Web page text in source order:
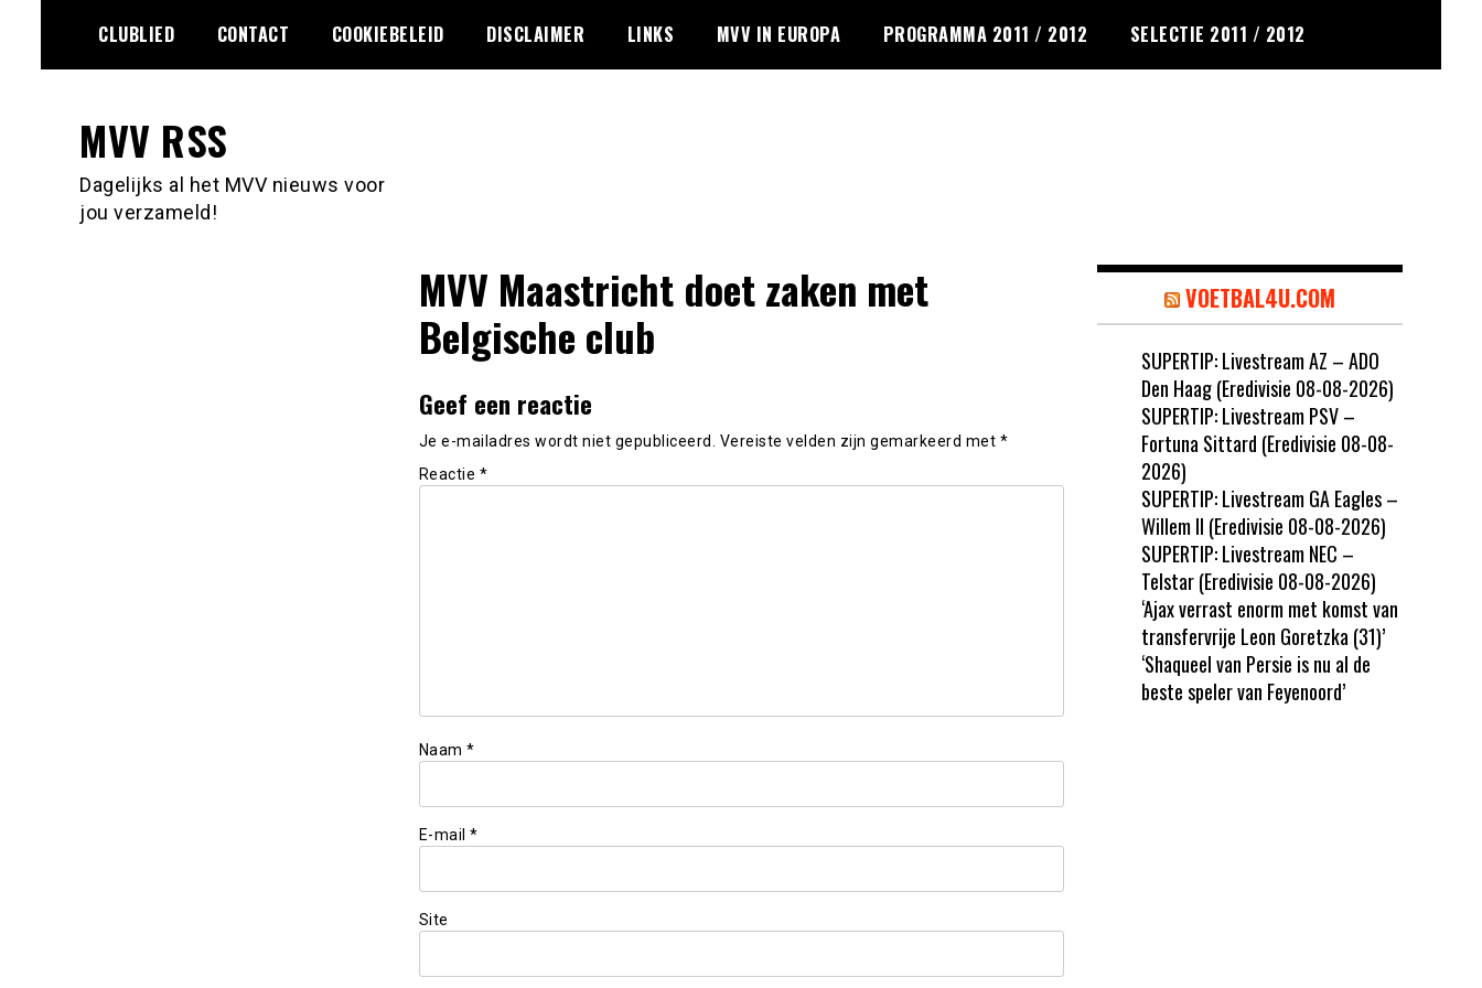
de
CLUBLIED CONTACT COOKIEBELEID DISCLAIMER LINKS MVV IN EUROPA PROGRAMMA 2011 / 2012 SELECTIE 2011 / 2012
MVV RSS
Dagelijks al het MVV nieuws voor
jou verzameld!
MVV Maastricht doet zaken met
Belgische club
Geef een reactie
Je e-mailadres wordt niet gepubliceerd. Vereiste velden zijn gemarkeerd met *
Reactie *
Naam *
E-mail *
Site
VOETBAL4U.COM
SUPERTIP: Livestream AZ – ADO
Den Haag (Eredivisie 08-08-2026)
SUPERTIP: Livestream PSV –
Fortuna Sittard (Eredivisie 08-08-
2026)
SUPERTIP: Livestream GA Eagles –
Willem II (Eredivisie 08-08-2026)
SUPERTIP: Livestream NEC –
Telstar (Eredivisie 08-08-2026)
‘Ajax verrast enorm met komst van
transfervrije Leon Goretzka (31)’
‘Shaqueel van Persie is nu al de
beste speler van Feyenoord’